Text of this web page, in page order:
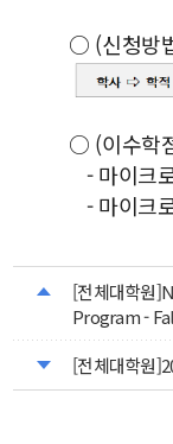
○ (신청방
○ (이수학
- 마이크
- 마이크
[전체대학원
Program -
[전체대학원